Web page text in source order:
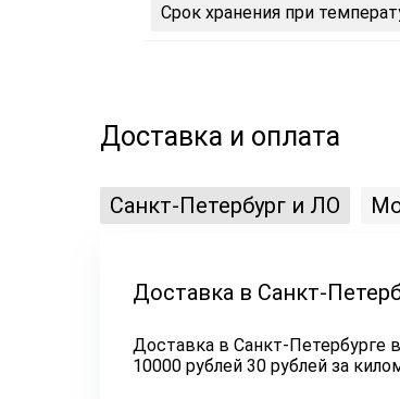
Срок хранения при
Доставка и оплата
Санкт-Петербург и ЛО
Доставка в Санкт-
Доставка в Санкт-Петербурге
10000 рублей 30 рублей за